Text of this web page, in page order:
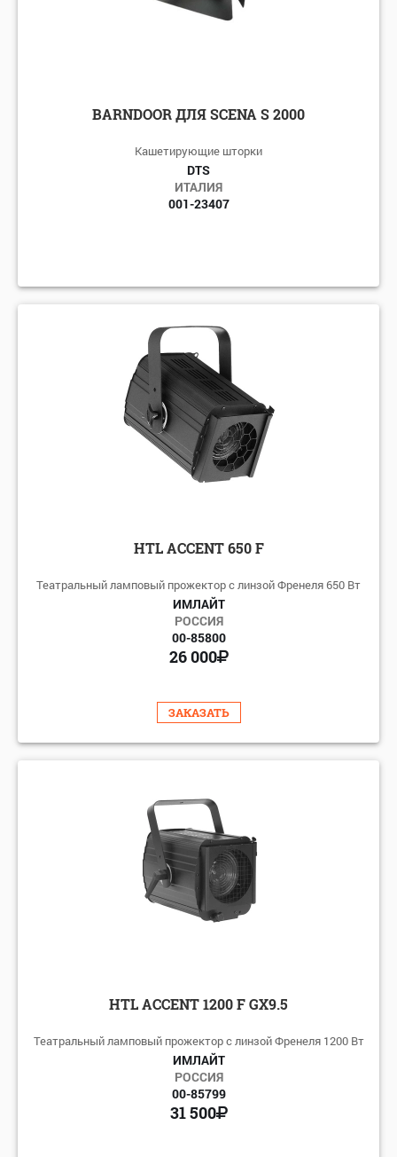
BARNDOOR ДЛЯ SCENA S 2000
Кашетирующие шторки
DTS
ИТАЛИЯ
001-23407
HTL ACCENT 650 F
Театральный ламповый прожектор с линзой Френеля 650 Вт
ИМЛАЙТ
РОССИЯ
00-85800
26 000
ЗАКАЗАТЬ
HTL ACCENT 1200 F GX9.5
Театральный ламповый прожектор с линзой Френеля 1200 Вт
ИМЛАЙТ
РОССИЯ
00-85799
31 500